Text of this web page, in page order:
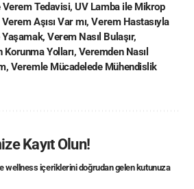
Verem Tedavisi,UV Lamba ile Mikrop
Verem Aşısı Var mı,Verem Hastasıyla
Yaşamak,Verem Nasıl Bulaşır,
Korunma Yolları, Veremden Nasıl
, Veremle Mücadelede Mühendislik
Kayıt Olun!
wellness içeriklerini doğrudan gelen kutunuza